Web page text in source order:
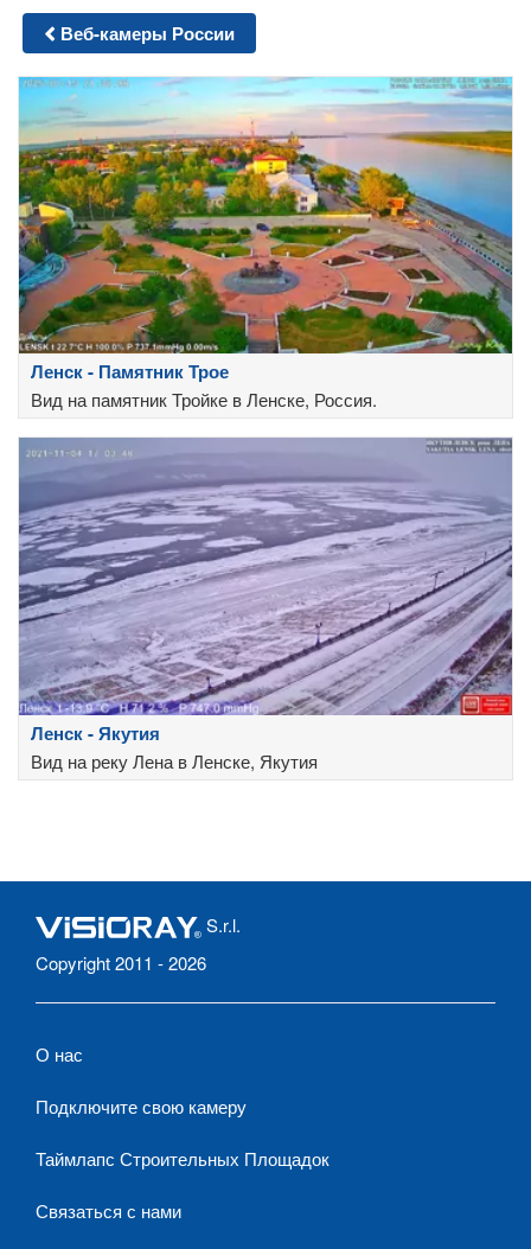
Веб-камеры России
Ленск - Памятник Трое
Вид на памятник Тройке в Ленске, Россия.
Ленск - Якутия
Вид на реку Лена в Ленске, Якутия
S.r.l.
Copyright 2011 - 2026
О нас
Подключите свою камеру
Таймлапс Строительных Площадок
Связаться с нами